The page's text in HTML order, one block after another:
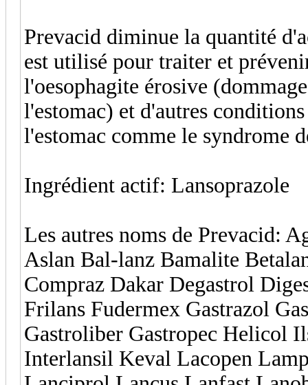
Prevacid diminue la quantité
est utilisé pour traiter et
l'oesophagite érosive
l'estomac) et d'autres
l'estomac comme le syndrome
Ingrédient actif: Lansoprazole
Les autres noms de Prevacid:
Aslan Bal-lanz Bamalite
Compraz Dakar Degastrol
Frilans Fudermex Gastrazol
Gastroliber Gastropec Helicol
Interlansil Keval Lacopen